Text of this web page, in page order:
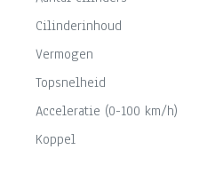
Cilinderinhoud
Vermogen
Topsnelheid
Acceleratie (0-100 km/h)
Koppel